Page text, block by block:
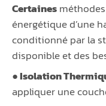
Certaines
énergétique d’une
conditionné par la
disponible et des
● Isolation
appliquer une